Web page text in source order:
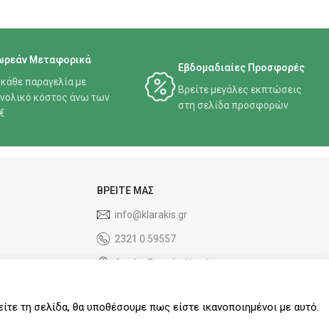
Μεταφορικά
παραγελία με
κόστος άνω των
Εβδομαδιαίες Προσφορές
Βρείτε μεγάλες εκπτώσεις
στη σελίδα προσφορών
ΒΡΕΙΤΕ ΜΑΣ
info@klarakis.gr
2321 0 59557
6ο χλμ Σερρών Νιγρίτας
τη σελίδα, θα υποθέσουμε πως είστε ικανοποιημένοι με αυτό.